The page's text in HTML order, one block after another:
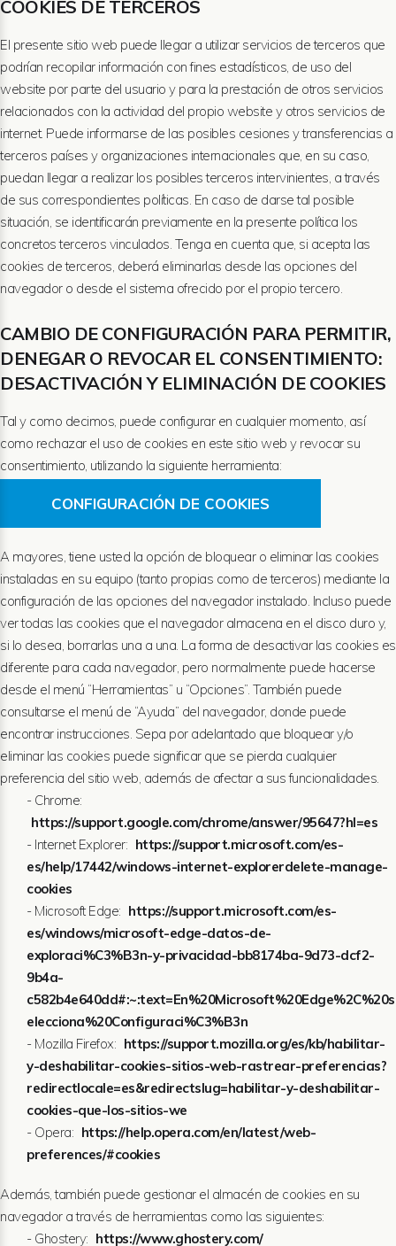
COOKIES DE TERCEROS
El presente sitio web puede llegar a utilizar servicios de terceros que
podrían recopilar información con fines estadísticos, de uso del
website por parte del usuario y para la prestación de otros servicios
relacionados con la actividad del propio website y otros servicios de
internet. Puede informarse de las posibles cesiones y transferencias a
terceros países y organizaciones internacionales que, en su caso,
puedan llegar a realizar los posibles terceros intervinientes, a través
de sus correspondientes políticas. En caso de darse tal posible
situación, se identificarán previamente en la presente política los
concretos terceros vinculados. Tenga en cuenta que, si acepta las
cookies de terceros, deberá eliminarlas desde las opciones del
navegador o desde el sistema ofrecido por el propio tercero.
CAMBIO DE CONFIGURACIÓN PARA PERMITIR,
DENEGAR O REVOCAR EL CONSENTIMIENTO:
DESACTIVACIÓN Y ELIMINACIÓN DE COOKIES
Tal y como decimos, puede configurar en cualquier momento, así
como rechazar el uso de cookies en este sitio web y revocar su
consentimiento, utilizando la siguiente herramienta:
CONFIGURACIÓN DE COOKIES
A mayores, tiene usted la opción de bloquear o eliminar las cookies
instaladas en su equipo (tanto propias como de terceros) mediante la
configuración de las opciones del navegador instalado. Incluso puede
ver todas las cookies que el navegador almacena en el disco duro y,
si lo desea, borrarlas una a una. La forma de desactivar las cookies es
diferente para cada navegador, pero normalmente puede hacerse
desde el menú “Herramientas” u “Opciones”. También puede
consultarse el menú de “Ayuda” del navegador, donde puede
encontrar instrucciones. Sepa por adelantado que bloquear y/o
eliminar las cookies puede significar que se pierda cualquier
preferencia del sitio web, además de afectar a sus funcionalidades.
- Chrome:
https://support.google.com/chrome/answer/95647?hl=es
- Internet Explorer: https://support.microsoft.com/es-
es/help/17442/windows-internet-explorerdelete-manage-
cookies
- Microsoft Edge: https://support.microsoft.com/es-
es/windows/microsoft-edge-datos-de-
exploraci%C3%B3n-y-privacidad-bb8174ba-9d73-dcf2-
9b4a-
c582b4e640dd#:~:text=En%20Microsoft%20Edge%2C%20s
elecciona%20Configuraci%C3%B3n
- Mozilla Firefox: https://support.mozilla.org/es/kb/habilitar-
y-deshabilitar-cookies-sitios-web-rastrear-preferencias?
redirectlocale=es&redirectslug=habilitar-y-deshabilitar-
cookies-que-los-sitios-we
- Opera: https://help.opera.com/en/latest/web-
preferences/#cookies
Además, también puede gestionar el almacén de cookies en su
navegador a través de herramientas como las siguientes:
- Ghostery: https://www.ghostery.com/